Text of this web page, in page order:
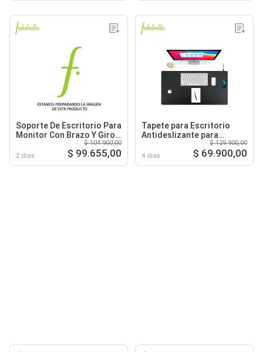
Soporte De Escritorio Para
Monitor Con Brazo Y Giro
2 días
$ 104.900,00
$ 99.655,00
Tapete para Escritorio
Antideslizante para
Computador y Mouse
Resistente
4 días
$ 129.900,00
$ 69.900,00